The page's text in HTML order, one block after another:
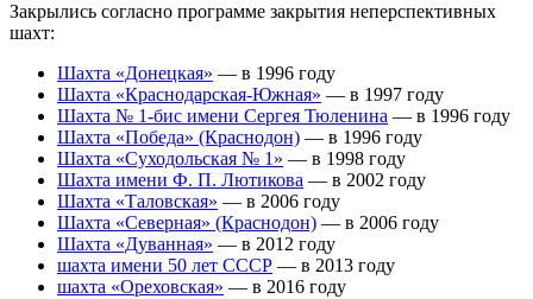
Закрылись согласно программе закрытия неперспективных
шахт:
Шахта «Донецкая» — в 1996 году
Шахта «Краснодарская-Южная» — в 1997 году
Шахта № 1-бис имени Сергея Тюленина — в 1996 году
Шахта «Победа» (Краснодон) — в 1996 году
Шахта «Суходольская № 1» — в 1998 году
Шахта имени Ф. П. Лютикова — в 2002 году
Шахта «Таловская» — в 2006 году
Шахта «Северная» (Краснодон) — в 2006 году
Шахта «Дуванная» — в 2012 году
шахта имени 50 лет СССР — в 2013 году
шахта «Ореховская» — в 2016 году